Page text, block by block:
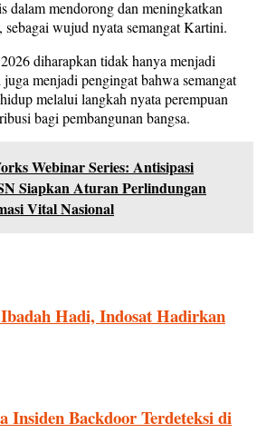
dalam mendorong dan meningkatkan
wujud nyata semangat Kartini.
diharapkan tidak hanya menjadi
menjadi pengingat bahwa semangat
melalui langkah nyata perempuan
bagi pembangunan bangsa.
Webinar Series: Antisipasi
Siapkan Aturan Perlindungan
Vital Nasional
Hadi, Indosat Hadirkan
Insiden Backdoor Terdeteksi di